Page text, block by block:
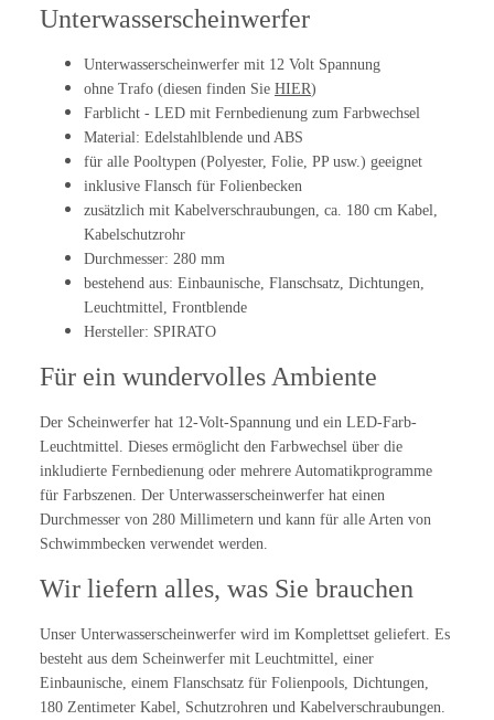
Unterwasserscheinwerfer
Unterwasserscheinwerfer mit 12 Volt Spannung
ohne Trafo (diesen finden Sie HIER)
Farblicht - LED mit Fernbedienung zum Farbwechsel
Material: Edelstahlblende und ABS
für alle Pooltypen (Polyester, Folie, PP usw.) geeignet
inklusive Flansch für Folienbecken
zusätzlich mit Kabelverschraubungen, ca. 180 cm Kabel,
Kabelschutzrohr
Durchmesser: 280 mm
bestehend aus: Einbaunische, Flanschsatz, Dichtungen,
Leuchtmittel, Frontblende
Hersteller: SPIRATO
Für ein wundervolles Ambiente
Der Scheinwerfer hat 12-Volt-Spannung und ein LED-Farb-
Leuchtmittel. Dieses ermöglicht den Farbwechsel über die
inkludierte Fernbedienung oder mehrere Automatikprogramme
für Farbszenen. Der Unterwasserscheinwerfer hat einen
Durchmesser von 280 Millimetern und kann für alle Arten von
Schwimmbecken verwendet werden.
Wir liefern alles, was Sie brauchen
Unser Unterwasserscheinwerfer wird im Komplettset geliefert. Es
besteht aus dem Scheinwerfer mit Leuchtmittel, einer
Einbaunische, einem Flanschsatz für Folienpools, Dichtungen,
180 Zentimeter Kabel, Schutzrohren und Kabelverschraubungen.